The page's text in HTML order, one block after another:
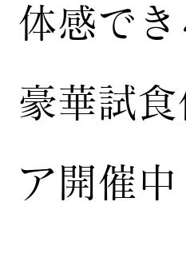
体感でき
豪華試
ア開催中